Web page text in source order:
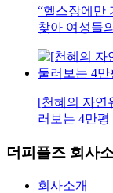
“헬스장에만
찾아 여성들
[천혜의 자연
러보는 4만
더피플즈 회사
회사소개